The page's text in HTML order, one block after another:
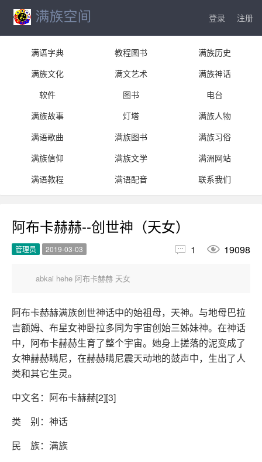
登录 注册
满语字典 教程图书
满族历史
满族文化
满文艺术
满族神话
软件
图书
电台
满族故事
灯塔
满族人物
满语歌曲
满族图书
满族习俗
满族信仰
满族文学
满洲网站
满语教程
满语配音 联系我们
阿布卡赫赫--创世神（天女）
管理员 2019-03-03  1  19098
abkai hehe 阿布卡赫赫 天女
阿布卡赫赫满族创世神话中的始祖母，天神。与地母巴拉
吉额姆、布星女神卧拉多同为宇宙创始三姊妹神。在神话
中，阿布卡赫赫生育了整个宇宙。她身上搓落的泥变成了
女神赫赫瞒尼，在赫赫瞒尼震天动地的鼓声中，生出了人
类和其它生灵。
中文名：阿布卡赫赫[2][3]
类 别：神话
民 族：满族